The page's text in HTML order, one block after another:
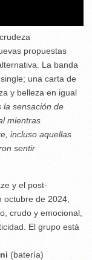
propuestas
La banda
single; una carta de
y belleza en igual
la sensación de
mientras
incluso aquellas
sentir
y el post-
de 2024,
crudo y emocional,
El grupo está
(batería)